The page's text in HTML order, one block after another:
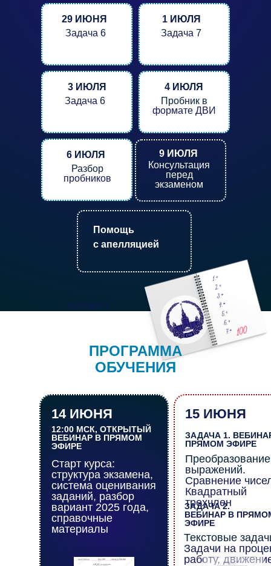
Функции I
Разбор
пробников
6 ИЮЛЯ
Пробник в
формате ДВИ
4 ИЮЛЯ
Задача 6
3 ИЮЛЯ
Задача 7
1 ИЮЛЯ
Задача 6
29 ИЮНЯ
Консультация
перед
экзаменом
9 ИЮЛЯ
Помощь
с апелляцией
ПРОГРАММА
ОБУЧЕНИЯ
14 ИЮНЯ
12:00 МСК, ОТКРЫТЫЙ
ВЕБИНАР В ПРЯМОМ
ЭФИРЕ
Старт курса:
структура экзамена,
система оценивания
заданий, разбор
вариант 2025 года,
справочные
материалы
15 ИЮНЯ
ЗАДАЧА 1.
ПРЯМОМ ЭФИРЕ
ЗАДАЧА 2.
ВЕБИНАР В
ЭФИРЕ
Преобразование
выражений.
Сравнение
Квадратный
трехчлен
Текстовые
Задачи на
работу,